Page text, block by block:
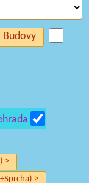
Budovy
>
>